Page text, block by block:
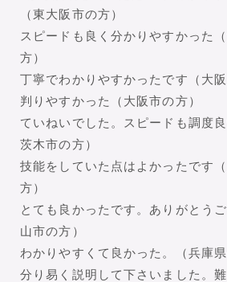
（東大阪市の方）
スピードも良く分かりやすかった
方）
丁寧でわかりやすかったです（大阪
判りやすかった（大阪市の方）
ていねいでした。スピードも調度
茨木市の方）
技能をしていた点はよかったです
方）
とても良かったです。ありがとう
山市の方）
わかりやすくて良かった。（兵庫県
分り易く説明して下さいました。難